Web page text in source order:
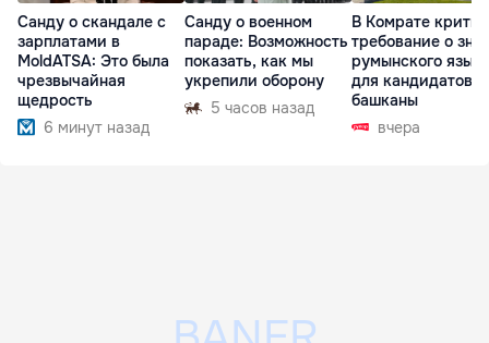
Санду о скандале с
зарплатами в
MoldATSA: Это была
чрезвычайная
щедрость
6 минут назад
Санду о военном
параде: Возможность
показать, как мы
укрепили оборону
5 часов назад
В Комрате
требование о
румынского
для кандидатов в
башканы
вчера